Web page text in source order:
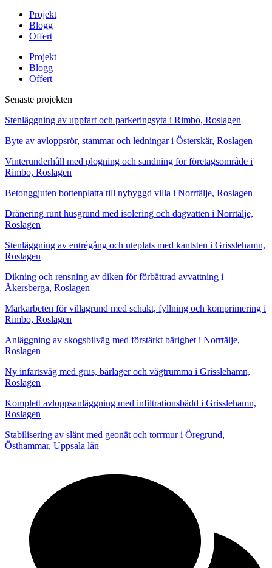
Projekt
Blogg
Offert
Projekt
Blogg
Offert
Senaste projekten
Stenläggning av uppfart och parkeringsyta i Rimbo, Roslagen
Byte av avloppsrör, stammar och ledningar i Österskär, Roslagen
Vinterunderhåll med plogning och sandning för företagsområde i
Rimbo, Roslagen
Betonggjuten bottenplatta till nybyggd villa i Norrtälje, Roslagen
Dränering runt husgrund med isolering och dagvatten i Norrtälje,
Roslagen
Stenläggning av entrégång och uteplats med kantsten i Grisslehamn,
Roslagen
Dikning och rensning av diken för förbättrad avvattning i
Åkersberga, Roslagen
Markarbeten för villagrund med schakt, fyllning och komprimering i
Rimbo, Roslagen
Anläggning av skogsbilväg med förstärkt bärighet i Norrtälje,
Roslagen
Ny infartsväg med grus, bärlager och vägtrumma i Grisslehamn,
Roslagen
Komplett avloppsanläggning med infiltrationsbädd i Grisslehamn,
Roslagen
Stabilisering av slänt med geonät och torrmur i Öregrund,
Östhammar, Uppsala län